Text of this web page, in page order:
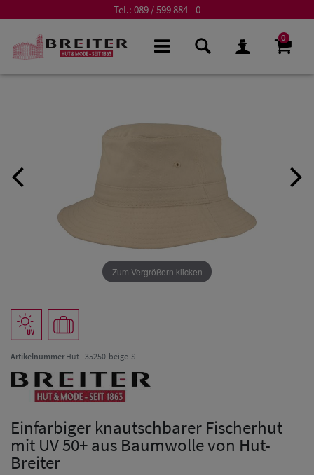
Tel.: 089 / 599 884 - 0
0
Zum Vergrößern klicken
ArtikelnummerHut--35250-beige-S
Einfarbiger knautschbarer Fischerhut
mit UV 50+ aus Baumwolle von Hut-
Breiter